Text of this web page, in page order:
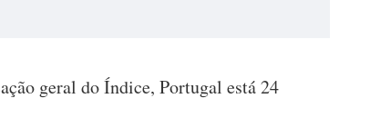
geral do Índice, Portugal está 24